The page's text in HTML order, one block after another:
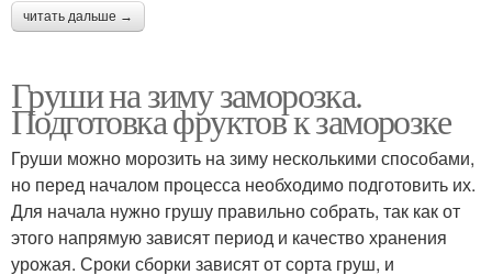
читать дальше →
Груши на зиму заморозка.
Подготовка фруктов к заморозке
Груши можно морозить на зиму несколькими способами,
но перед началом процесса необходимо подготовить их.
Для начала нужно грушу правильно собрать, так как от
этого напрямую зависят период и качество хранения
урожая. Сроки сборки зависят от сорта груш, и